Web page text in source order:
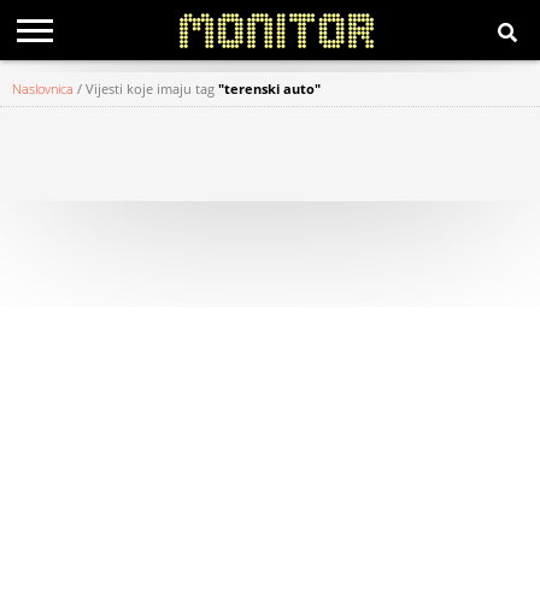
KATEGORIJE
Naslovnica / Vijesti koje imaju tag "terenski auto"